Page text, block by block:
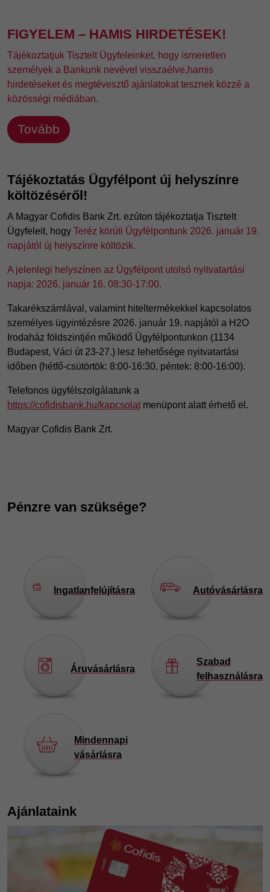
FIGYELEM – HAMIS HIRDETÉSEK!
Tájékoztatjuk Tisztelt Ügyfeleinket, hogy ismeretlen
személyek a Bankunk nevével visszaélve,hamis
hirdetéseket és megtévesztő ajánlatokat tesznek közzé a
közösségi médiában.
Tovább
Tájékoztatás Ügyfélpont új helyszínre
költözéséről!
A Magyar Cofidis Bank Zrt. ezúton tájékoztatja Tisztelt
Ügyfeleit, hogy Teréz körúti Ügyfélpontunk 2026. január 19.
napjától új helyszínre költözik.
A jelenlegi helyszínen az Ügyfélpont utolsó nyitvatartási
napja: 2026. január 16. 08:30-17:00.
Takarékszámlával, valamint hiteltermékekkel kapcsolatos
személyes ügyintézésre 2026. január 19. napjától a H2O
Irodaház földszintjén működő Ügyfélpontunkon (1134
Budapest, Váci út 23-27.) lesz lehetősége nyitvatartási
időben (hétfő-csütörtök: 8:00-16:30, péntek: 8:00-16:00).
Telefonos ügyfélszolgálatunk a
https://cofidisbank.hu/kapcsolat menüpont alatt érhető el.
Magyar Cofidis Bank Zrt.
Pénzre van szüksége?
Ingatlanfelújításra Autóvásárlásra
Áruvásárlásra
Szabad
felhasználásra
Mindennapi
vásárlásra
Ajánlataink